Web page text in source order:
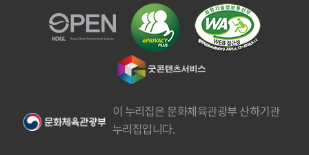
이 누리집은 문화체육관광부 산하기관
누리집입니다.